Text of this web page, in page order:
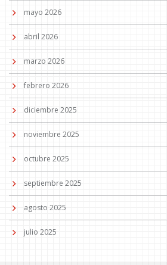
mayo 2026
abril 2026
marzo 2026
febrero 2026
diciembre 2025
noviembre 2025
octubre 2025
septiembre 2025
agosto 2025
julio 2025